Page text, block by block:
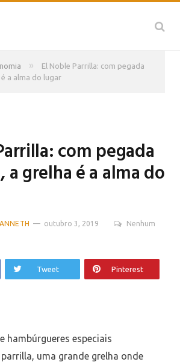
»
El Noble Parrilla: com pegada
a alma do lugar
com pegada
a grelha é a alma do
outubro 3, 2019 Nenhum
Tweet Pinterest
hambúrgueres especiais
uma grande grelha onde